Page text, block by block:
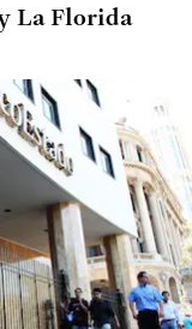
La Florida